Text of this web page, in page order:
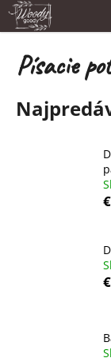
Prejsť
obsah
Písacie
K
o
o